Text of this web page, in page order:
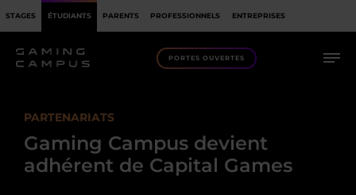
STAGES ÉTUDIANTS PARENTS PROFESSIONNELS ENTREPRISES
PORTES OUVERTES
PARTENARIATS
Gaming Campus devient
adhérent de Capital Games